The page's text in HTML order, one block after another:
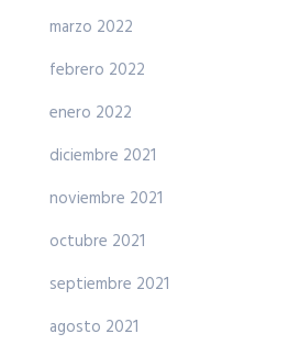
marzo 2022
febrero 2022
enero 2022
diciembre 2021
noviembre 2021
octubre 2021
septiembre 2021
agosto 2021